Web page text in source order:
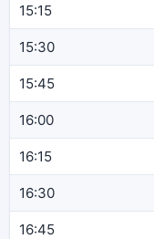
15:15
15:30
15:45
16:00
16:15
16:30
16:45